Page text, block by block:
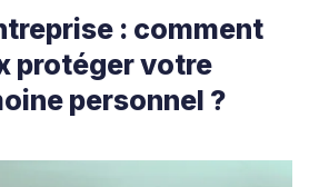
: comment
protéger votre
personnel ?